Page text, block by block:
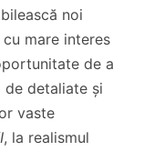
noi
mare interes
de a
detaliate și
vaste
, la realismul